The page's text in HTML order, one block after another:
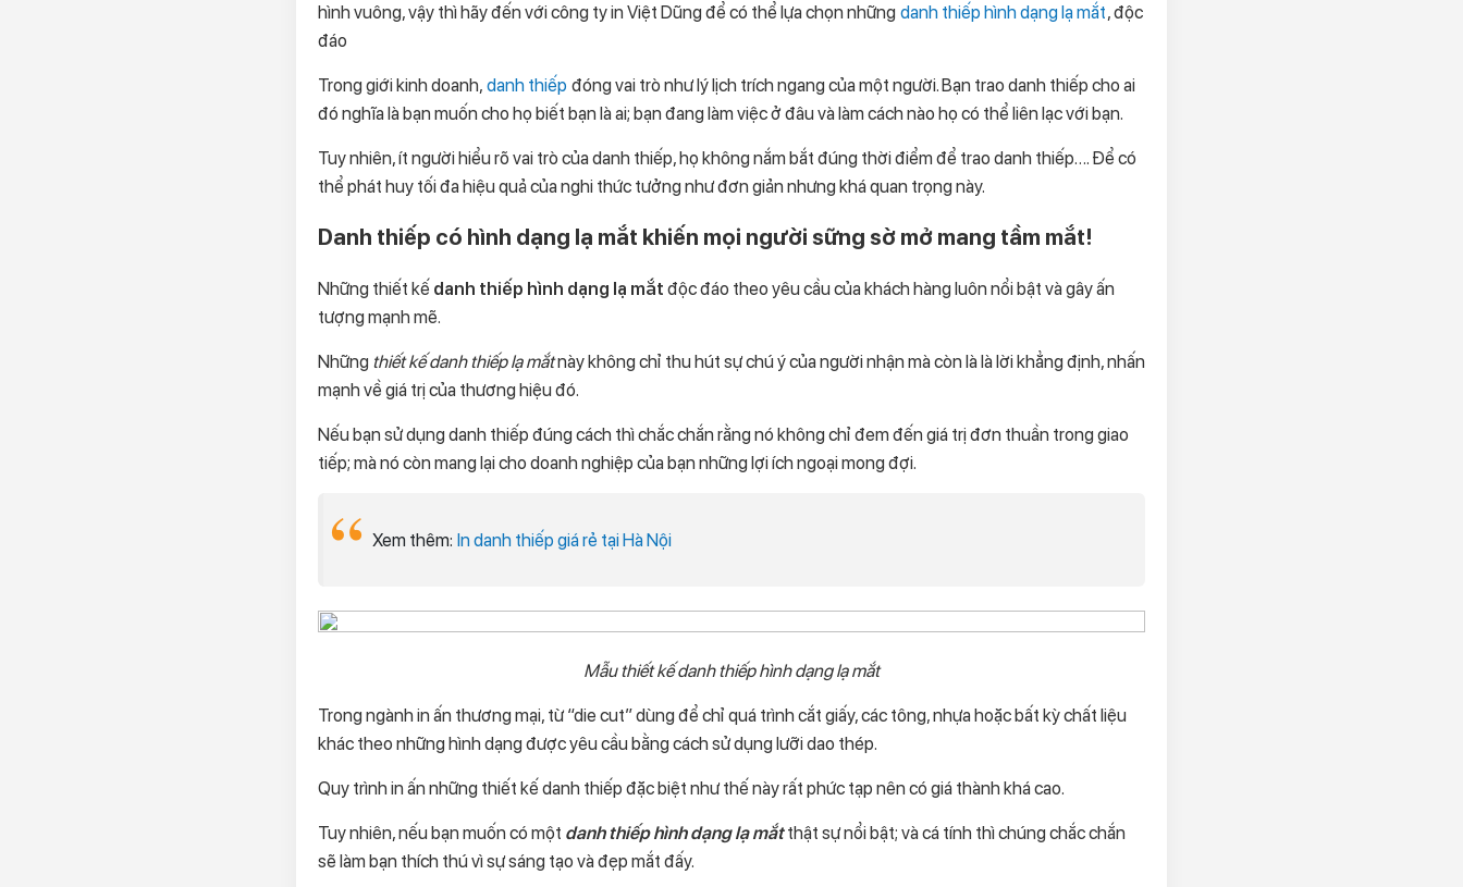
hình vuông, vậy thì hãy đến với công ty in Việt Dũng để có thể lựa chọn những danh thiếp hình dạng lạ mắt, độc
đáo
Trong giới kinh doanh, danh thiếp đóng vai trò như lý lịch trích ngang của một người. Bạn trao danh thiếp cho ai
đó nghĩa là bạn muốn cho họ biết bạn là ai; bạn đang làm việc ở đâu và làm cách nào họ có thể liên lạc với bạn.
Tuy nhiên, ít người hiểu rõ vai trò của danh thiếp, họ không nắm bắt đúng thời điểm để trao danh thiếp…. Để có
thể phát huy tối đa hiệu quả của nghi thức tưởng như đơn giản nhưng khá quan trọng này.
Danh thiếp có hình dạng lạ mắt khiến mọi người sững sờ mở mang tầm mắt!
Những thiết kế danh thiếp hình dạng lạ mắt độc đáo theo yêu cầu của khách hàng luôn nổi bật và gây ấn
tượng mạnh mẽ.
Những thiết kế danh thiếp lạ mắtnày không chỉ thu hút sự chú ý của người nhận mà còn là là lời khẳng định, nhấn
mạnh về giá trị của thương hiệu đó.
Nếu bạn sử dụng danh thiếp đúng cách thì chắc chắn rằng nó không chỉ đem đến giá trị đơn thuần trong giao
tiếp; mà nó còn mang lại cho doanh nghiệp của bạn những lợi ích ngoại mong đợi.
Xem thêm: In danh thiếp giá rẻ tại Hà Nội
Mẫu thiết kế danh thiếp hình dạng lạ mắt
Trong ngành in ấn thương mại, từ “die cut” dùng để chỉ quá trình cắt giấy, các tông, nhựa hoặc bất kỳ chất liệu
khác theo những hình dạng được yêu cầu bằng cách sử dụng lưỡi dao thép.
Quy trình in ấn những thiết kế danh thiếp đặc biệt như thế này rất phức tạp nên có giá thành khá cao.
Tuy nhiên, nếu bạn muốn có một danh thiếp hình dạng lạ mắtthật sự nổi bật; và cá tính thì chúng chắc chắn
sẽ làm bạn thích thú vì sự sáng tạo và đẹp mắt đấy.